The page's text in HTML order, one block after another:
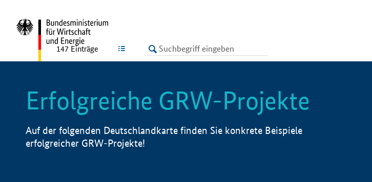
LISTE
147 Einträge
Erfolgreiche GRW-Projekte
Auf der folgenden Deutschlandkarte finden Sie konkrete Beispiele
erfolgreicher GRW-Projekte!